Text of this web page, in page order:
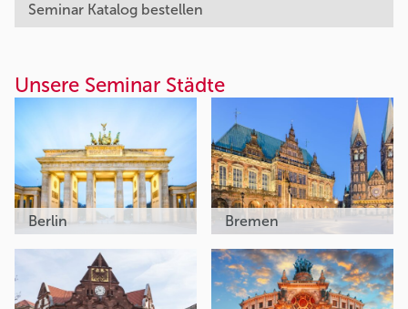
Seminar Katalog bestellen
Unsere Seminar Städte
Berlin Bremen